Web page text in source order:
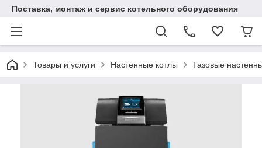
Поставка, монтаж и сервис котельного оборудования
Товары и услуги Настенные котлы Газовые